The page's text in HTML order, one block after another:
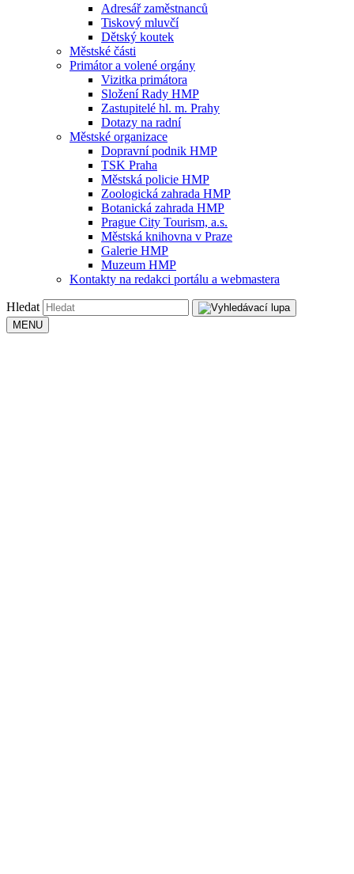
Adresář zaměstnanců
Tiskový mluvčí
Dětský koutek
Městské části
Primátor a volené orgány
Vizitka primátora
Složení Rady HMP
Zastupitelé hl. m. Prahy
Dotazy na radní
Městské organizace
Dopravní podnik HMP
TSK Praha
Městská policie HMP
Zoologická zahrada HMP
Botanická zahrada HMP
Prague City Tourism, a.s.
Městská knihovna v Praze
Galerie HMP
Muzeum HMP
Kontakty na redakci portálu a webmastera
Hledat
MENU